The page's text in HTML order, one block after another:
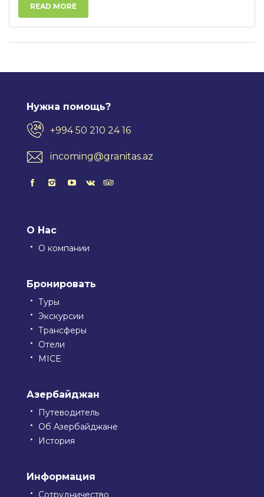
READ MORE
Нужна помощь?
+994 50 210 24 16
incoming@granitas.az
О Нас
О компании
Бронировать
Туры
Экскурсии
Трансферы
Отели
MICE
Азербайджан
Путеводитель
Об Азербайджане
История
Информация
Сотрудничество